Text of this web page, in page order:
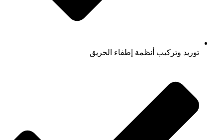
توريد وتركيب أنظمة إطفاء الحريق